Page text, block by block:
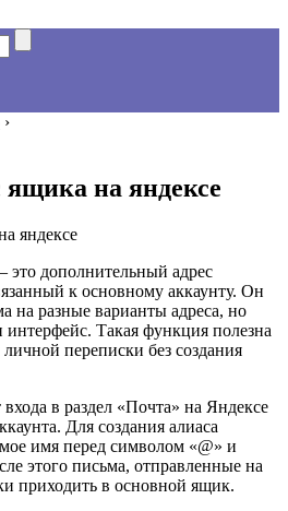
›
ящика на яндексе
это дополнительный адрес
к основному аккаунту. Он
на разные варианты адреса, но
интерфейс. Такая функция полезна
переписки без создания
входа в раздел «Почта» на Яндексе
Для создания алиаса
имя перед символом «@» и
этого письма, отправленные на
приходить в основной ящик.